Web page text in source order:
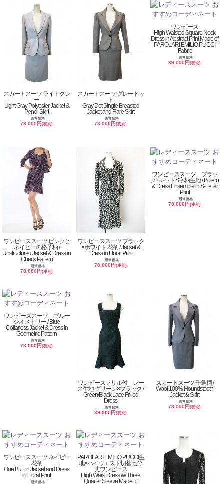
スカートスーツ ライトグレ
ー
Light Gray Polyester Jacket &
Pencil Skirt
通常価格
78,000円(税別)
スカートスーツ グレードッ
ト
Gray Dot Single Breasted
Jacket and Flare Skirt
通常価格
78,000円(税別)
ワンピース
High Waisted Square Neck
Dress in Abstract Print Made of
PAROLARI EMILIO PUCCI
Fabric
通常価格
39,000円(税別)
ワンピーススーツ ピンクと
ネイビーの格子柄 /
Unstructured Jacket & Dress in
Check Pattern
通常価格
78,000円(税別)
ワンピーススーツ ブラック
×ホワイト 花柄 / Jacket &
Dress in Floral Print
通常価格
78,000円(税別)
ワンピーススーツ ブラッ
ク×レッドS字柄生地 / Bolero
& Dress Ensemble in S-Letter
Print
通常価格
78,000円(税別)
ワンピーススーツ ブルー
ジオメトリー / Blue
Collarless Jacket & Dress in
Geometric Pattern
通常価格
78,000円(税別)
ワンピースフリル付 レー
ス生地 グリーン×ブラック /
Green/Black Lace Frilled
Dress
通常価格
39,000円(税別)
スカートスーツ 千鳥柄 /
Wool 100% Houndstooth
Jacket & Skirt
通常価格
78,000円(税別)
ワンピーススーツ ネイビー
花柄
One Button Jacket and Dress
in Floral Print
通常価格
PAROLARI EMILIO PUCCI生
地×ハイウエスト切替七分
丈ワンピース
High Waist Dress w/ Three
Quarter Sleeve Made of